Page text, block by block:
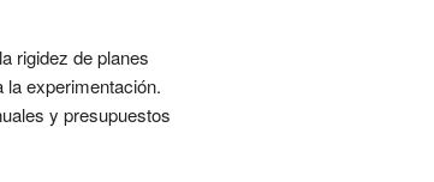
rigidez de planes
experimentación.
y presupuestos